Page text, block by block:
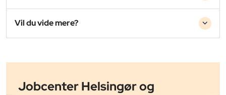
Vil du vide mere?
Jobcenter Helsingør og